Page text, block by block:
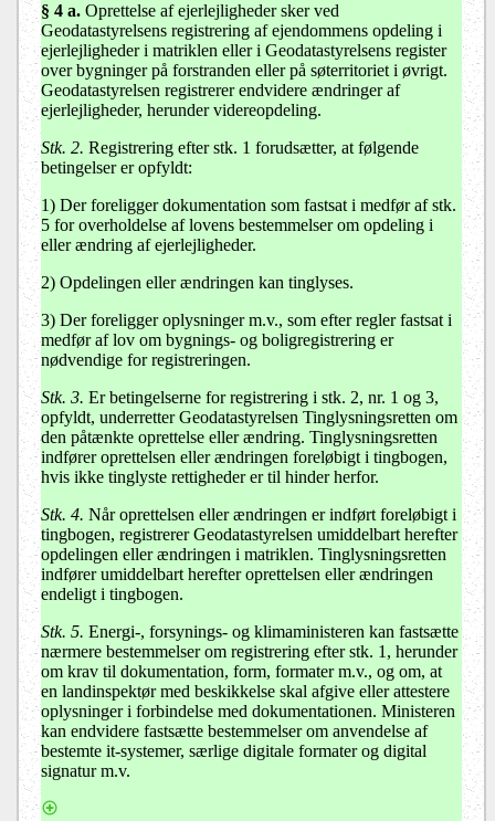
§ 4 a. Oprettelse af ejerlejligheder sker ved
Geodatastyrelsens registrering af ejendommens opdeling i
ejerlejligheder i matriklen eller i Geodatastyrelsens register
over bygninger på forstranden eller på søterritoriet i øvrigt.
Geodatastyrelsen registrerer endvidere ændringer af
ejerlejligheder, herunder videreopdeling.
Stk. 2. Registrering efter stk. 1 forudsætter, at følgende
betingelser er opfyldt:
1) Der foreligger dokumentation som fastsat i medfør af stk.
5 for overholdelse af lovens bestemmelser om opdeling i
eller ændring af ejerlejligheder.
2) Opdelingen eller ændringen kan tinglyses.
3) Der foreligger oplysninger m.v., som efter regler fastsat i
medfør af lov om bygnings- og boligregistrering er
nødvendige for registreringen.
Stk. 3. Er betingelserne for registrering i stk. 2, nr. 1 og 3,
opfyldt, underretter Geodatastyrelsen Tinglysningsretten om
den påtænkte oprettelse eller ændring. Tinglysningsretten
indfører oprettelsen eller ændringen foreløbigt i tingbogen,
hvis ikke tinglyste rettigheder er til hinder herfor.
Stk. 4. Når oprettelsen eller ændringen er indført foreløbigt i
tingbogen, registrerer Geodatastyrelsen umiddelbart herefter
opdelingen eller ændringen i matriklen. Tinglysningsretten
indfører umiddelbart herefter oprettelsen eller ændringen
endeligt i tingbogen.
Stk. 5. Energi-, forsynings- og klimaministeren kan fastsætte
nærmere bestemmelser om registrering efter stk. 1, herunder
om krav til dokumentation, form, formater m.v., og om, at
en landinspektør med beskikkelse skal afgive eller attestere
oplysninger i forbindelse med dokumentationen. Ministeren
kan endvidere fastsætte bestemmelser om anvendelse af
bestemte it-systemer, særlige digitale formater og digital
signatur m.v.